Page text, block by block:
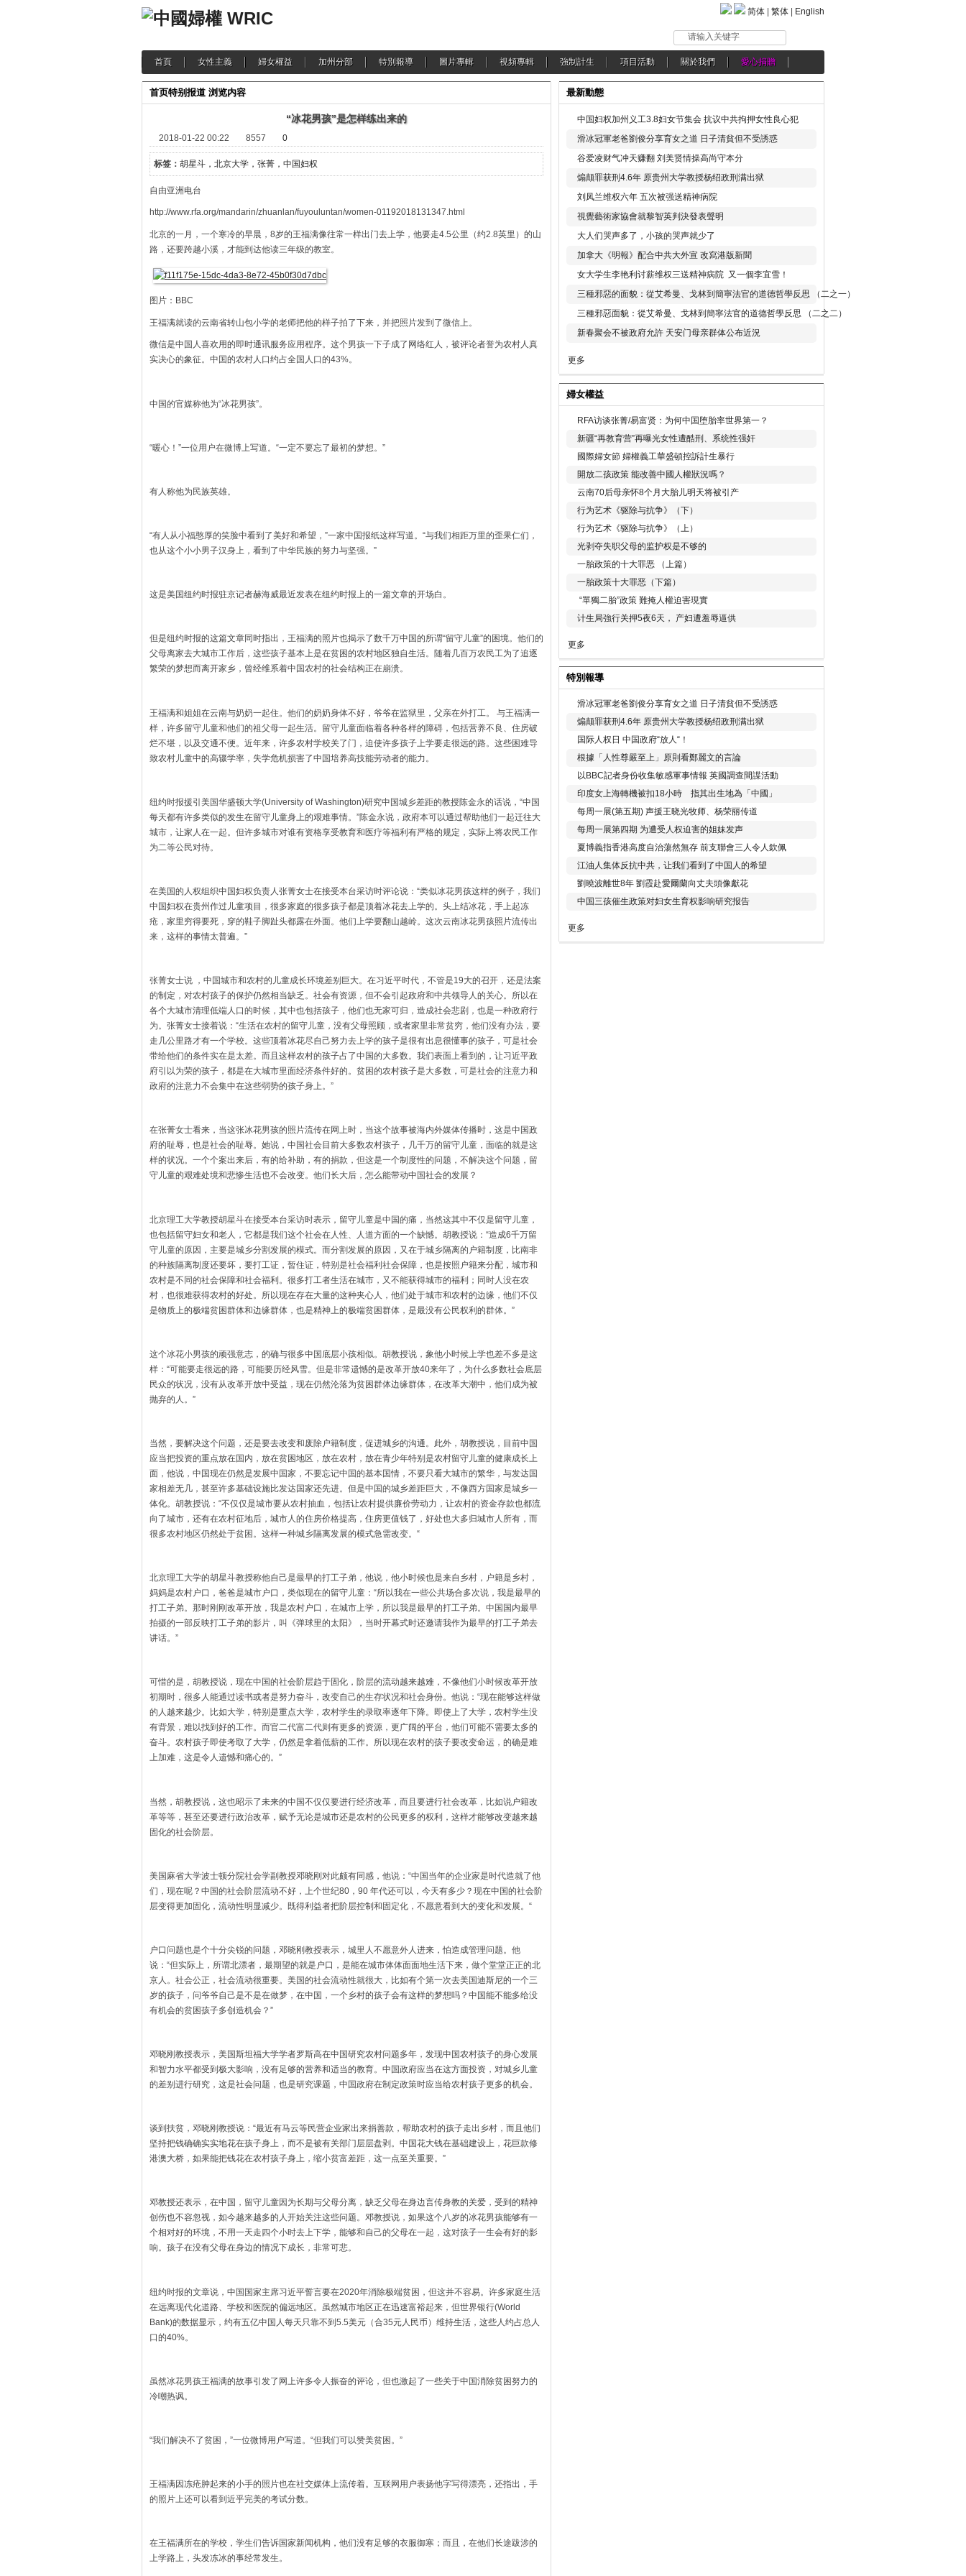
简体 繁体 English
请输入关键字
首頁 女性主義 婦女權益 加州分部 特別報導 圖片專輯 視頻專輯 強制計生 項目活動 關於我們 愛心捐贈
首页特别报道 浏览内容
“冰花男孩”是怎样练出来的
2018-01-22 00:22 8557 0
标签： 胡星斗，北京大学，张菁，中国妇权
自由亚洲电台
http://www.rfa.org/mandarin/zhuanlan/fuyouluntan/women-01192018131347.html
北京的一月，一个寒冷的早晨，8岁的王福满像往常一样出门去上学，他要走4.5公里（约2.8英里）的山
路，还要跨越小溪，才能到达他读三年级的教室。
图片：BBC
王福满就读的云南省转山包小学的老师把他的样子拍了下来，并把照片发到了微信上。
微信是中国人喜欢用的即时通讯服务应用程序。这个男孩一下子成了网络红人，被评论者誉为农村人真
实决心的象征。中国的农村人口约占全国人口的43%。
中国的官媒称他为“冰花男孩”。
“暖心！”一位用户在微博上写道。“一定不要忘了最初的梦想。”
有人称他为民族英雄。
“有人从小福憨厚的笑脸中看到了美好和希望，”一家中国报纸这样写道。“与我们相距万里的歪果仁们，
也从这个小小男子汉身上，看到了中华民族的努力与坚强。”
这是美国纽约时报驻京记者赫海威最近发表在纽约时报上的一篇文章的开场白。
但是纽约时报的这篇文章同时指出，王福满的照片也揭示了数千万中国的所谓“留守儿童”的困境。他们的
父母离家去大城市工作后，这些孩子基本上是在贫困的农村地区独自生活。随着几百万农民工为了追逐
繁荣的梦想而离开家乡，曾经维系着中国农村的社会结构正在崩溃。
王福满和姐姐在云南与奶奶一起住。他们的奶奶身体不好，爷爷在监狱里，父亲在外打工。 与王福满一
样，许多留守儿童和他们的祖父母一起生活。留守儿童面临着各种各样的障碍，包括营养不良、住房破
烂不堪，以及交通不便。近年来，许多农村学校关了门，迫使许多孩子上学要走很远的路。这些困难导
致农村儿童中的高辍学率，失学危机损害了中国培养高技能劳动者的能力。
纽约时报援引美国华盛顿大学(University of Washington)研究中国城乡差距的教授陈金永的话说，“中国
每天都有许多类似的发生在留守儿童身上的艰难事情。”陈金永说，政府本可以通过帮助他们一起迁往大
城市，让家人在一起。但许多城市对谁有资格享受教育和医疗等福利有严格的规定，实际上将农民工作
为二等公民对待。
在美国的人权组织中国妇权负责人张菁女士在接受本台采访时评论说：“类似冰花男孩这样的例子，我们
中国妇权在贵州作过儿童项目，很多家庭的很多孩子都是顶着冰花去上学的。头上结冰花，手上起冻
疮，家里穷得要死，穿的鞋子脚趾头都露在外面。他们上学要翻山越岭。这次云南冰花男孩照片流传出
来，这样的事情太普遍。”
张菁女士说 ，中国城市和农村的儿童成长环境差别巨大。在习近平时代，不管是19大的召开，还是法案
的制定，对农村孩子的保护仍然相当缺乏。社会有资源，但不会引起政府和中共领导人的关心。所以在
各个大城市清理低端人口的时候，其中也包括孩子，他们也无家可归，造成社会悲剧，也是一种政府行
为。张菁女士接着说：“生活在农村的留守儿童，没有父母照顾，或者家里非常贫穷，他们没有办法，要
走几公里路才有一个学校。这些顶着冰花尽自己努力去上学的孩子是很有出息很懂事的孩子，可是社会
带给他们的条件实在是太差。而且这样农村的孩子占了中国的大多数。我们表面上看到的，让习近平政
府引以为荣的孩子，都是在大城市里面经济条件好的。贫困的农村孩子是大多数，可是社会的注意力和
政府的注意力不会集中在这些弱势的孩子身上。”
在张菁女士看来，当这张冰花男孩的照片流传在网上时，当这个故事被海内外媒体传播时，这是中国政
府的耻辱，也是社会的耻辱。她说，中国社会目前大多数农村孩子，几千万的留守儿童，面临的就是这
样的状况。一个个案出来后，有的给补助，有的捐款，但这是一个制度性的问题，不解决这个问题，留
守儿童的艰难处境和悲惨生活也不会改变。他们长大后，怎么能带动中国社会的发展？
北京理工大学教授胡星斗在接受本台采访时表示，留守儿童是中国的痛，当然这其中不仅是留守儿童，
也包括留守妇女和老人，它都是我们这个社会在人性、人道方面的一个缺憾。胡教授说：“造成6千万留
守儿童的原因，主要是城乡分割发展的模式。而分割发展的原因，又在于城乡隔离的户籍制度，比南非
的种族隔离制度还要坏，要打工证，暂住证，特别是社会福利社会保障，也是按照户籍来分配，城市和
农村是不同的社会保障和社会福利。很多打工者生活在城市，又不能获得城市的福利；同时人没在农
村，也很难获得农村的好处。所以现在存在大量的这种夹心人，他们处于城市和农村的边缘，他们不仅
是物质上的极端贫困群体和边缘群体，也是精神上的极端贫困群体，是最没有公民权利的群体。”
这个冰花小男孩的顽强意志，的确与很多中国底层小孩相似。胡教授说，象他小时候上学也差不多是这
样：“可能要走很远的路，可能要历经风雪。但是非常遗憾的是改革开放40来年了，为什么多数社会底层
民众的状况，没有从改革开放中受益，现在仍然沦落为贫困群体边缘群体，在改革大潮中，他们成为被
抛弃的人。”
当然，要解决这个问题，还是要去改变和废除户籍制度，促进城乡的沟通。此外，胡教授说，目前中国
应当把投资的重点放在国内，放在贫困地区，放在农村，放在青少年特别是农村留守儿童的健康成长上
面，他说，中国现在仍然是发展中国家，不要忘记中国的基本国情，不要只看大城市的繁华，与发达国
家相差无几，甚至许多基础设施比发达国家还先进。但是中国的城乡差距巨大，不像西方国家是城乡一
体化。胡教授说：“不仅仅是城市要从农村抽血，包括让农村提供廉价劳动力，让农村的资金存款也都流
向了城市，还有在农村征地后，城市人的住房价格提高，住房更值钱了，好处也大多归城市人所有，而
很多农村地区仍然处于贫困。这样一种城乡隔离发展的模式急需改变。“
北京理工大学的胡星斗教授称他自己是最早的打工子弟，他说，他小时候也是来自乡村，户籍是乡村，
妈妈是农村户口，爸爸是城市户口，类似现在的留守儿童：“所以我在一些公共场合多次说，我是最早的
打工子弟。那时刚刚改革开放，我是农村户口，在城市上学，所以我是最早的打工子弟。中国国内最早
拍摄的一部反映打工子弟的影片，叫《弹球里的太阳》，当时开幕式时还邀请我作为最早的打工子弟去
讲话。”
可惜的是，胡教授说，现在中国的社会阶层趋于固化，阶层的流动越来越难，不像他们小时候改革开放
初期时，很多人能通过读书或者是努力奋斗，改变自己的生存状况和社会身份。他说：“现在能够这样做
的人越来越少。比如大学，特别是重点大学，农村学生的录取率逐年下降。即使上了大学，农村学生没
有背景，难以找到好的工作。而官二代富二代则有更多的资源，更广阔的平台，他们可能不需要太多的
奋斗。农村孩子即使考取了大学，仍然是拿着低薪的工作。所以现在农村的孩子要改变命运，的确是难
上加难，这是令人遗憾和痛心的。”
当然，胡教授说，这也昭示了未来的中国不仅仅要进行经济改革，而且要进行社会改革，比如说户籍改
革等等，甚至还要进行政治改革，赋予无论是城市还是农村的公民更多的权利，这样才能够改变越来越
固化的社会阶层。
美国麻省大学波士顿分院社会学副教授邓晓刚对此颇有同感，他说：“中国当年的企业家是时代造就了他
们，现在呢？中国的社会阶层流动不好，上个世纪80，90 年代还可以，今天有多少？现在中国的社会阶
层变得更加固化，流动性明显减少。既得利益者把阶层控制和固定化，不愿意看到大的变化和发展。“
户口问题也是个十分尖锐的问题，邓晓刚教授表示，城里人不愿意外人进来，怕造成管理问题。他
说：“但实际上，所谓北漂者，最期望的就是户口，是能在城市体体面面地生活下来，做个堂堂正正的北
京人。社会公正，社会流动很重要。美国的社会流动性就很大，比如有个第一次去美国迪斯尼的一个三
岁的孩子，问爷爷自己是不是在做梦，在中国，一个乡村的孩子会有这样的梦想吗？中国能不能多给没
有机会的贫困孩子多创造机会？”
邓晓刚教授表示，美国斯坦福大学学者罗斯高在中国研究农村问题多年，发现中国农村孩子的身心发展
和智力水平都受到极大影响，没有足够的营养和适当的教育。中国政府应当在这方面投资，对城乡儿童
的差别进行研究，这是社会问题，也是研究课题，中国政府在制定政策时应当给农村孩子更多的机会。
谈到扶贫，邓晓刚教授说：“最近有马云等民营企业家出来捐善款，帮助农村的孩子走出乡村，而且他们
坚持把钱确确实实地花在孩子身上，而不是被有关部门层层盘剥。中国花大钱在基础建设上，花巨款修
港澳大桥，如果能把钱花在农村孩子身上，缩小贫富差距，这一点至关重要。”
邓教授还表示，在中国，留守儿童因为长期与父母分离，缺乏父母在身边言传身教的关爱，受到的精神
创伤也不容忽视，如今越来越多的人开始关注这些问题。邓教授说，如果这个八岁的冰花男孩能够有一
个相对好的环境，不用一天走四个小时去上下学，能够和自己的父母在一起，这对孩子一生会有好的影
响。孩子在没有父母在身边的情况下成长，非常可悲。
纽约时报的文章说，中国国家主席习近平誓言要在2020年消除极端贫困，但这并不容易。许多家庭生活
在远离现代化道路、学校和医院的偏远地区。虽然城市地区正在迅速富裕起来，但世界银行(World
Bank)的数据显示，约有五亿中国人每天只靠不到5.5美元（合35元人民币）维持生活，这些人约占总人
口的40%。
虽然冰花男孩王福满的故事引发了网上许多令人振奋的评论，但也激起了一些关于中国消除贫困努力的
冷嘲热讽。
“我们解决不了贫困，”一位微博用户写道。“但我们可以赞美贫困。”
王福满因冻疮肿起来的小手的照片也在社交媒体上流传着。互联网用户表扬他字写得漂亮，还指出，手
的照片上还可以看到近乎完美的考试分数。
在王福满所在的学校，学生们告诉国家新闻机构，他们没有足够的衣服御寒；而且，在他们长途跋涉的
上学路上，头发冻冰的事经常发生。
最新動態
中国妇权加州义工3.8妇女节集会 抗议中共拘押女性良心犯
滑冰冠軍老爸劉俊分享育女之道 日子清貧但不受誘惑
谷爱凌财气冲天赚翻 刘美贤情操高尚守本分
煽颠罪获刑4.6年 原贵州大学教授杨绍政刑满出狱
刘凤兰维权六年 五次被强送精神病院
視覺藝術家協會就黎智英判決發表聲明
大人们哭声多了，小孩的哭声就少了
加拿大《明報》配合中共大外宣 改寫港版新聞
女大学生李艳利讨薪维权三送精神病院 又一個李宜雪！
三種邪惡的面貌：從艾希曼、戈林到簡寧法官的道德哲學反思 （二之一）
三種邪惡面貌：從艾希曼、戈林到簡寧法官的道德哲學反思 （二之二）
新春聚会不被政府允許 天安门母亲群体公布近況
更多
婦女權益
RFA访谈张菁/易富贤：为何中国堕胎率世界第一？
新疆“再教育营”再曝光女性遭酷刑、系统性强奸
國際婦女節 婦權義工華盛頓控訴計生暴行
開放二孩政策 能改善中國人權狀況嗎？
云南70后母亲怀8个月大胎儿明天将被引产
行为艺术《驱除与抗争》（下）
行为艺术《驱除与抗争》（上）
光剥夺失职父母的监护权是不够的
一胎政策的十大罪恶 （上篇）
一胎政策十大罪恶（下篇）
“單獨二胎”政策 難掩人權迫害現實
计生局強行关押5夜6天， 产妇遭羞辱逼供
更多
特別報導
滑冰冠軍老爸劉俊分享育女之道 日子清貧但不受誘惑
煽颠罪获刑4.6年 原贵州大学教授杨绍政刑满出狱
国际人权日 中国政府“放人“！
根據「人性尊嚴至上」原則看鄭麗文的言論
以BBC記者身份收集敏感軍事情報 英國調查間諜活動
印度女上海轉機被扣18小時 指其出生地為「中國」
每周一展(第五期) 声援王晓光牧师、杨荣丽传道
每周一展第四期 为遭受人权迫害的姐妹发声
夏博義指香港高度自治蕩然無存 前支聯會三人令人欽佩
江油人集体反抗中共，让我们看到了中国人的希望
劉曉波離世8年 劉霞赴愛爾蘭向丈夫頭像獻花
中国三孩催生政策对妇女生育权影响研究报告
更多